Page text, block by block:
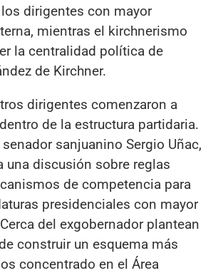
dirigentes con mayor
mientras el kirchnerismo
la centralidad política de
de Kirchner.
dirigentes comenzaron a
de la estructura partidaria.
sanjuanino Sergio Uñac,
una discusión sobre reglas
de competencia para
presidenciales con mayor
del exgobernador plantean
construir un esquema más
concentrado en el Área